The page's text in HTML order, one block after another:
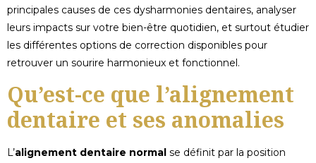
principales causes de ces dysharmonies dentaires, analyser
leurs impacts sur votre bien-être quotidien, et surtout étudier
les différentes options de correction disponibles pour
retrouver un sourire harmonieux et fonctionnel.
Qu’est-ce que l’alignement
dentaire et ses anomalies
L’alignement dentaire normal se définit par la position